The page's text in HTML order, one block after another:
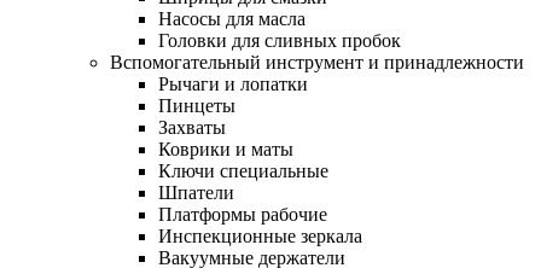
Насосы для масла
Головки для сливных пробок
Вспомогательный инструмент и принадлежности
Рычаги и лопатки
Пинцеты
Захваты
Коврики и маты
Ключи специальные
Шпатели
Платформы рабочие
Инспекционные зеркала
Вакуумные держатели